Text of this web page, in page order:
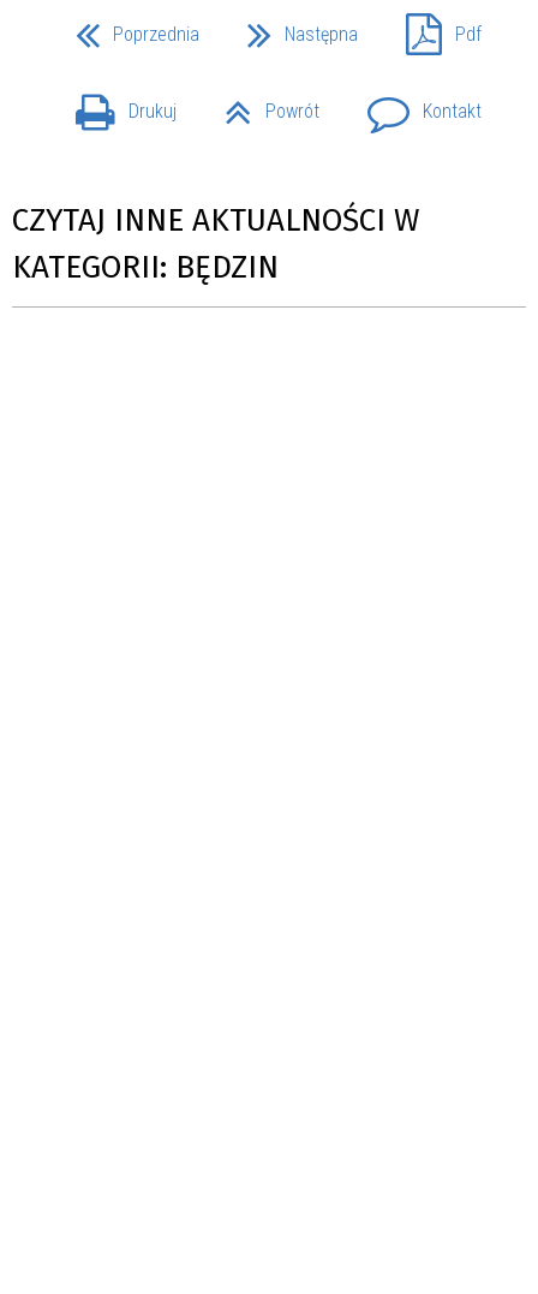
Poprzednia Następna Pdf
Drukuj Powrót Kontakt
CZYTAJ INNE AKTUALNOŚCI W
KATEGORII: BĘDZIN